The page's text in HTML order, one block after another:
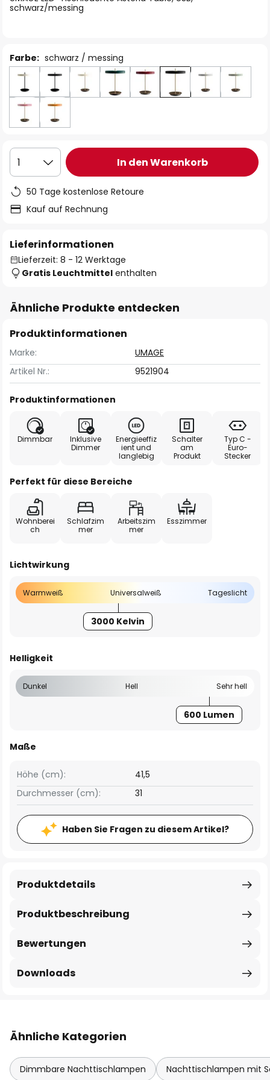
schwarz/messing
Farbe: schwarz / messing
1 In den Warenkorb
50 Tage kostenlose Retoure
Kauf auf Rechnung
Lieferinformationen
Lieferzeit: 8 - 12 Werktage
Gratis Leuchtmittel enthalten
Ähnliche Produkte entdecken
Produktinformationen
Marke:
UMAGE
Artikel Nr.:
9521904
Produktinformationen
Dimmbar
Inklusive
Dimmer
Energieeffiz
ient und
langlebig
Schalter
am
Produkt
Typ C -
Euro-
Stecker
Perfekt für diese Bereiche
Wohnberei
ch
Schlafzim
mer
Arbeitszim
mer
Esszimmer
Lichtwirkung
Warmweiß Universalweiß Tageslicht
3000 Kelvin
Helligkeit
Dunkel Hell Sehr hell
600 Lumen
Maße
Höhe (cm):
41,5
Durchmesser (cm):
31
Haben Sie Fragen zu diesem Artikel?
Produktbeschreibung
Produktdetails
Bewertungen
Downloads
Ähnliche Kategorien
Dimmbare Nachttischlampen Nachttischlampen mit